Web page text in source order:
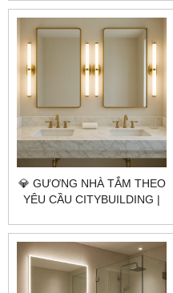
GIÁ GƯƠNG NHÀ TẮM
💎 GƯƠNG NHÀ TẮM THEO
YÊU CẦU CITYBUILDING |
GIÁ GƯƠNG NHÀ TẮM
QUẬN 1 TP.HCM